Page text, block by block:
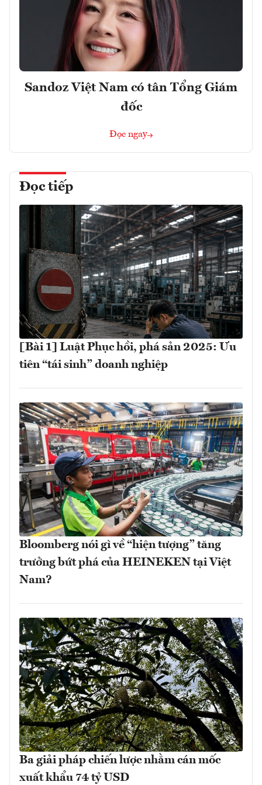
Sandoz Việt Nam có tân Tổng Giám
đốc
Đọc ngay
Đọc tiếp
[Bài 1] Luật Phục hồi, phá sản 2025: Ưu
tiên “tái sinh” doanh nghiệp
Bloomberg nói gì về “hiện tượng” tăng
trưởng bứt phá của HEINEKEN tại Việt
Nam?
Ba giải pháp chiến lược nhằm cán mốc
xuất khẩu 74 tỷ USD